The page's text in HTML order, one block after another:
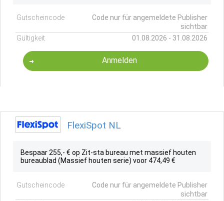
Gutscheincode
Code nur für angemeldete Publisher
sichtbar
Gültigkeit
01.08.2026 - 31.08.2026
Anmelden
FlexiSpot NL
Bespaar 255,- € op Zit-sta bureau met massief houten
bureaublad (Massief houten serie) voor 474,49 €
Gutscheincode
Code nur für angemeldete Publisher
sichtbar